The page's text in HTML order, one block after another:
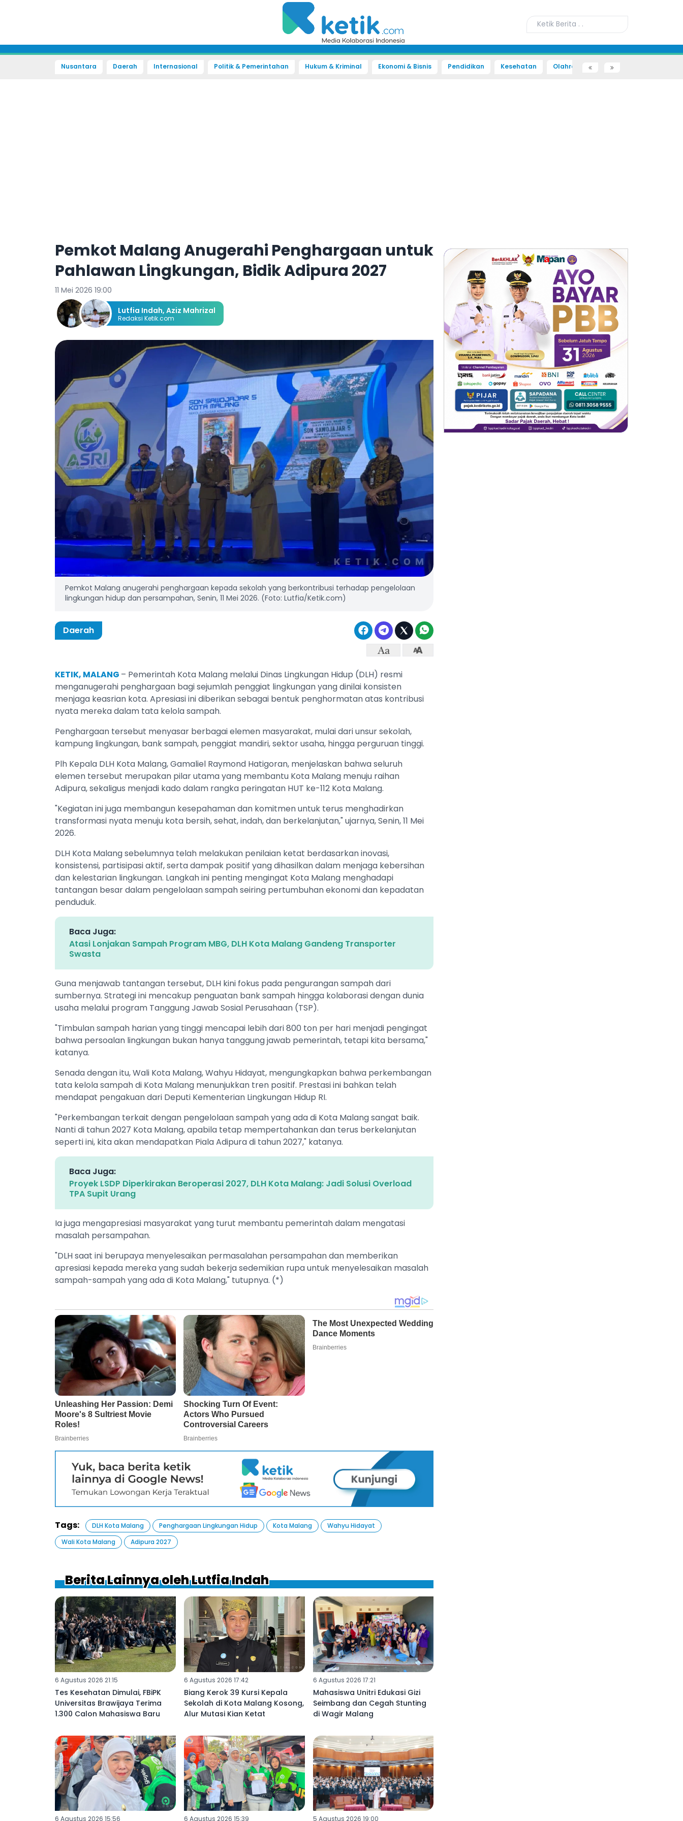
Nusantara Daerah Internasional Politik & Pemerintahan Hukum & Kriminal Ekonomi & Bisnis Pendidikan Kesehatan Olahraga Sains dan Teknologi
Pemkot Malang Anugerahi Penghargaan untuk
Pahlawan Lingkungan, Bidik Adipura 2027
11 Mei 2026 19:00
Lutfia Indah, Aziz Mahrizal
Redaksi Ketik.com
Pemkot Malang anugerahi penghargaan kepada sekolah yang berkontribusi terhadap pengelolaan
lingkungan hidup dan persampahan, Senin, 11 Mei 2026. (Foto: Lutfia/Ketik.com)
Daerah
KETIK, MALANG – Pemerintah Kota Malang melalui Dinas Lingkungan Hidup (DLH) resmi
menganugerahi penghargaan bagi sejumlah penggiat lingkungan yang dinilai konsisten
menjaga keasrian kota. Apresiasi ini diberikan sebagai bentuk penghormatan atas kontribusi
nyata mereka dalam tata kelola sampah.
Penghargaan tersebut menyasar berbagai elemen masyarakat, mulai dari unsur sekolah,
kampung lingkungan, bank sampah, penggiat mandiri, sektor usaha, hingga perguruan tinggi.
Plh Kepala DLH Kota Malang, Gamaliel Raymond Hatigoran, menjelaskan bahwa seluruh
elemen tersebut merupakan pilar utama yang membantu Kota Malang menuju raihan
Adipura, sekaligus menjadi kado dalam rangka peringatan HUT ke-112 Kota Malang.
"Kegiatan ini juga membangun kesepahaman dan komitmen untuk terus menghadirkan
transformasi nyata menuju kota bersih, sehat, indah, dan berkelanjutan," ujarnya, Senin, 11 Mei
2026.
DLH Kota Malang sebelumnya telah melakukan penilaian ketat berdasarkan inovasi,
konsistensi, partisipasi aktif, serta dampak positif yang dihasilkan dalam menjaga kebersihan
dan kelestarian lingkungan. Langkah ini penting mengingat Kota Malang menghadapi
tantangan besar dalam pengelolaan sampah seiring pertumbuhan ekonomi dan kepadatan
penduduk.
Baca Juga:
Atasi Lonjakan Sampah Program MBG, DLH Kota Malang Gandeng Transporter
Swasta
Guna menjawab tantangan tersebut, DLH kini fokus pada pengurangan sampah dari
sumbernya. Strategi ini mencakup penguatan bank sampah hingga kolaborasi dengan dunia
usaha melalui program Tanggung Jawab Sosial Perusahaan (TSP).
"Timbulan sampah harian yang tinggi mencapai lebih dari 800 ton per hari menjadi pengingat
bahwa persoalan lingkungan bukan hanya tanggung jawab pemerintah, tetapi kita bersama,"
katanya.
Senada dengan itu, Wali Kota Malang, Wahyu Hidayat, mengungkapkan bahwa perkembangan
tata kelola sampah di Kota Malang menunjukkan tren positif. Prestasi ini bahkan telah
mendapat pengakuan dari Deputi Kementerian Lingkungan Hidup RI.
"Perkembangan terkait dengan pengelolaan sampah yang ada di Kota Malang sangat baik.
Nanti di tahun 2027 Kota Malang, apabila tetap mempertahankan dan terus berkelanjutan
seperti ini, kita akan mendapatkan Piala Adipura di tahun 2027," katanya.
Baca Juga:
Proyek LSDP Diperkirakan Beroperasi 2027, DLH Kota Malang: Jadi Solusi Overload
TPA Supit Urang
Ia juga mengapresiasi masyarakat yang turut membantu pemerintah dalam mengatasi
masalah persampahan.
"DLH saat ini berupaya menyelesaikan permasalahan persampahan dan memberikan
apresiasi kepada mereka yang sudah bekerja sedemikian rupa untuk menyelesaikan masalah
sampah-sampah yang ada di Kota Malang," tutupnya. (*)
Tags: DLH Kota Malang Penghargaan Lingkungan Hidup Kota Malang
Wahyu Hidayat
Wali Kota Malang
Adipura 2027
Berita Lainnya oleh Lutfia Indah
6 Agustus 2026 21:15
Tes Kesehatan Dimulai, FBiPK
Universitas Brawijaya Terima
1.300 Calon Mahasiswa Baru
6 Agustus 2026 17:42
Biang Kerok 39 Kursi Kepala
Sekolah di Kota Malang Kosong,
Alur Mutasi Kian Ketat
6 Agustus 2026 17:21
Mahasiswa Unitri Edukasi Gizi
Seimbang dan Cegah Stunting
di Wagir Malang
6 Agustus 2026 15:56 6 Agustus 2026 15:39 5 Agustus 2026 19:00